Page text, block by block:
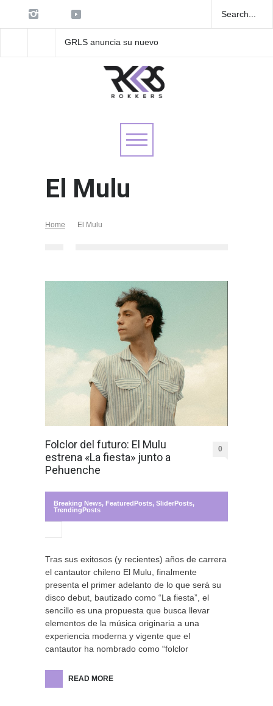
GRLS anuncia su nuevo
El Mulu
Home El Mulu
Folclor del futuro: El Mulu
estrena «La fiesta» junto a
Pehuenche
0
Breaking News, FeaturedPosts, SliderPosts,
TrendingPosts
Tras sus exitosos (y recientes) años de carrera
el cantautor chileno El Mulu, finalmente
presenta el primer adelanto de lo que será su
disco debut, bautizado como “La fiesta”, el
sencillo es una propuesta que busca llevar
elementos de la música originaria a una
experiencia moderna y vigente que el
cantautor ha nombrado como “folclor
READ MORE